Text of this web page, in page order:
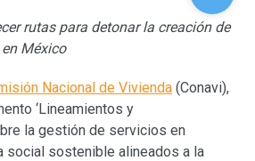
rutas para detonar la creación de
México
Nacional de Vivienda (Conavi),
‘Lineamientos y
la gestión de servicios en
social sostenible alineados a la